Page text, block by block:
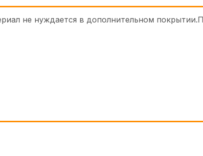
не нуждается в дополнительном